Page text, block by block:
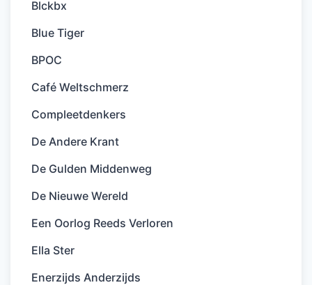
Blckbx
Blue Tiger
BPOC
Café Weltschmerz
Compleetdenkers
De Andere Krant
De Gulden Middenweg
De Nieuwe Wereld
Een Oorlog Reeds Verloren
Ella Ster
Enerzijds Anderzijds